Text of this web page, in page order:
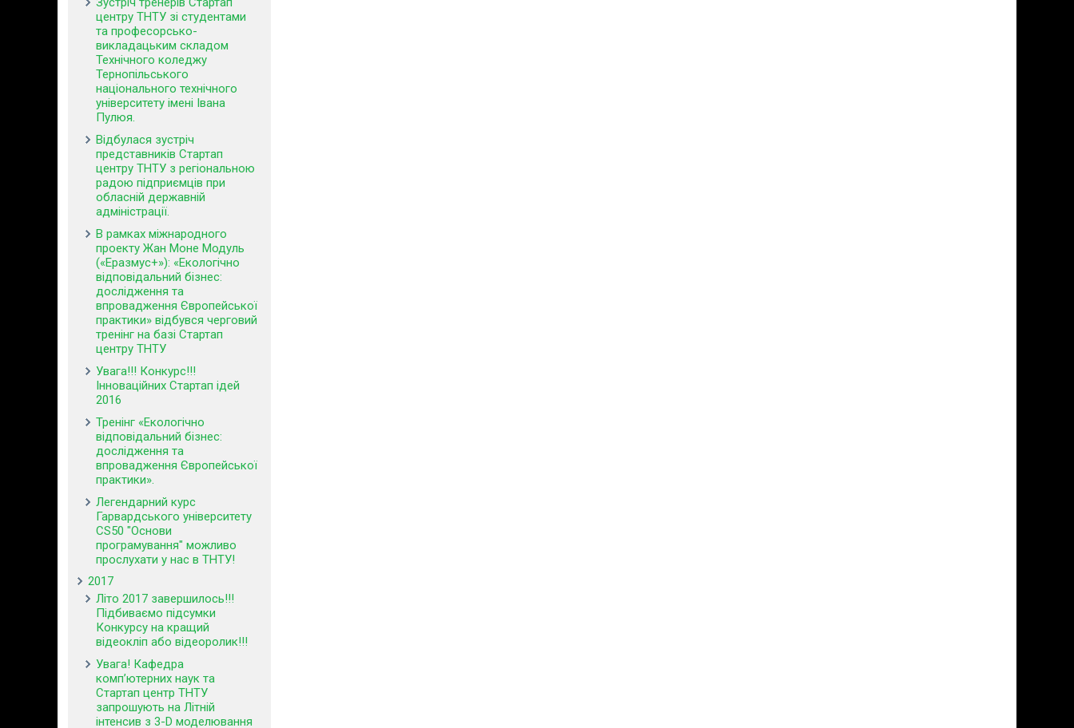
центру ТНТУ зі студентами
та професорсько-
викладацьким складом
Технічного коледжу
Тернопільського
національного технічного
університету імені Івана
Пулюя.
Відбулася зустріч
представників Стартап
центру ТНТУ з регіональною
радою підприємців при
обласній державній
адміністрації.
В рамках міжнародного
проекту Жан Моне Модуль
(«Еразмус+»): «Екологічно
відповідальний бізнес:
дослідження та
впровадження Європейської
практики» відбувся черговий
тренінг на базі Стартап
центру ТНТУ
Увага!!! Конкурс!!!
Інноваційних Стартап ідей
2016
Тренінг «Екологічно
відповідальний бізнес:
дослідження та
впровадження Європейської
практики».
Легендарний курс
Гарвардського університету
CS50 "Основи
програмування" можливо
прослухати у нас в ТНТУ!
2017
Літо 2017 завершилось!!!
Підбиваємо підсумки
Конкурсу на кращий
відеокліп або відеоролик!!!
Увага! Кафедра
комп’ютерних наук та
Стартап центр ТНТУ
запрошують на Літній
інтенсив з 3-D моделювання